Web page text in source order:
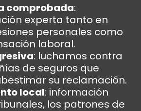
comprobada:
experta tanto en
personales como
laboral.
: luchamos contra
de seguros que
su reclamación.
local: información
los patrones de